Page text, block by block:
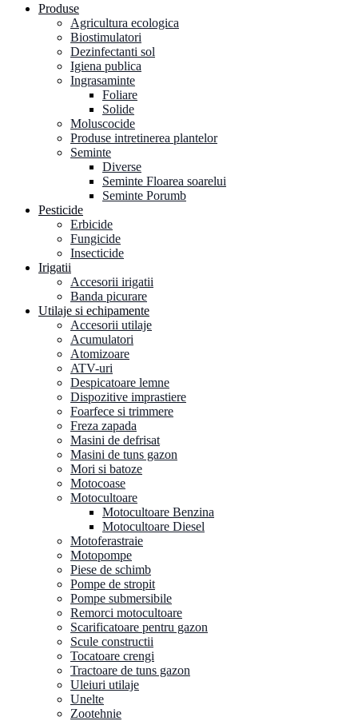
Produse
Agricultura ecologica
Biostimulatori
Dezinfectanti sol
Igiena publica
Ingrasaminte
Foliare
Solide
Moluscocide
Produse intretinerea plantelor
Seminte
Diverse
Seminte Floarea soarelui
Seminte Porumb
Pesticide
Erbicide
Fungicide
Insecticide
Irigatii
Accesorii irigatii
Banda picurare
Utilaje si echipamente
Accesorii utilaje
Acumulatori
Atomizoare
ATV-uri
Despicatoare lemne
Dispozitive imprastiere
Foarfece si trimmere
Freza zapada
Masini de defrisat
Masini de tuns gazon
Mori si batoze
Motocoase
Motocultoare
Motocultoare Benzina
Motocultoare Diesel
Motoferastraie
Motopompe
Piese de schimb
Pompe de stropit
Pompe submersibile
Remorci motocultoare
Scarificatoare pentru gazon
Scule constructii
Tocatoare crengi
Tractoare de tuns gazon
Uleiuri utilaje
Unelte
Zootehnie